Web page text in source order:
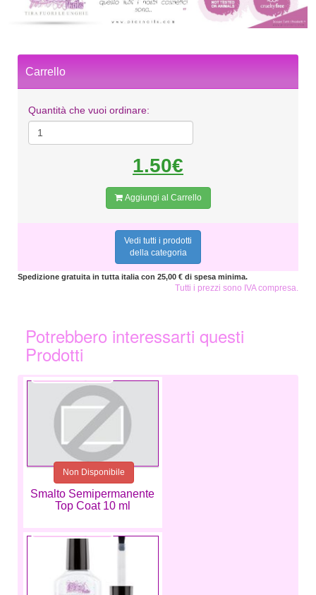
Carrello
Quantità che vuoi ordinare:
1.50€
Aggiungi al Carrello
Vedi tutti i prodotti
della categoria
Spedizione gratuita in tutta italia con 25,00 € di spesa minima.
Tutti i prezzi sono IVA compresa.
Potrebbero interessarti questi
Prodotti
Smalto Semipermanente
Top Coat 10 ml
10,99 €
Non Disponibile
9,99 €